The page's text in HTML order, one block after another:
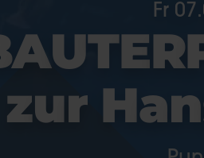
Fr
AUTER
zur Han